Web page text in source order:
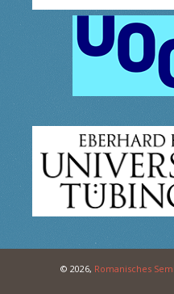
© 2026, Romanisches